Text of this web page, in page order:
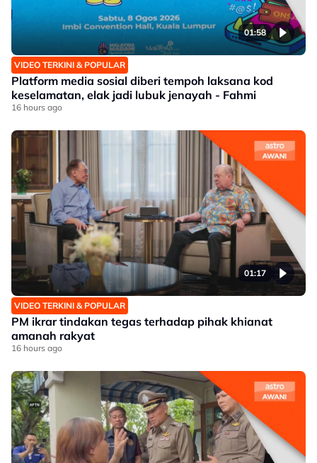
01:58
VIDEO TERKINI & POPULAR
Platform media sosial diberi tempoh laksana kod
keselamatan, elak jadi lubuk jenayah - Fahmi
16 hours ago
01:17
VIDEO TERKINI & POPULAR
PM ikrar tindakan tegas terhadap pihak khianat
amanah rakyat
16 hours ago